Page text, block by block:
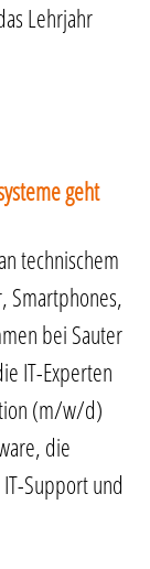
Lehrjahr
geht
technischem
Smartphones,
bei Sauter
IT-Experten
(m/w/d)
die
Support und